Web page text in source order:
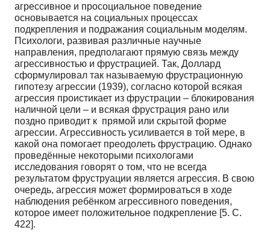
агрессивное и просоциальное поведение
основывается на социальных процессах
подкрепления и подражания социальным моделям.
Психологи, развивая различные научные
направления, предполагают прямую связь между
агрессивностью и фрустрацией. Так, Доллард
сформулировал так называемую фрустрационную
гипотезу агрессии (1939), согласно которой всякая
агрессия проистикает из фрустрации – блокирования
наличной цели – и всякая фрустрация рано или
поздно приводит к прямой или скрытой форме
агрессии. Агрессивность усиливается в той мере, в
какой она помогает преодолеть фрустрацию. Однако
проведённые некоторыми психологами
исследования говорят о том, что не всегда
результатом фруструации является агрессия. В свою
очередь, агрессия может формироваться в ходе
наблюдения ребёнком агрессивного поведения,
которое имеет положительное подкрепление [5. С.
422].